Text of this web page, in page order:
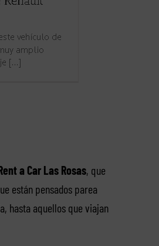
a Car Las Rosas, que
están pensados parea
hasta aquellos que viajan